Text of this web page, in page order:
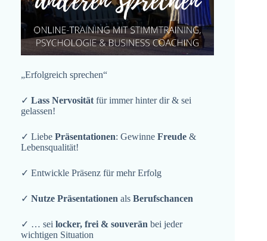
„Erfolgreich sprechen“
✓ Lass Nervositätfür immer hinter dir & sei
gelassen!
✓ Liebe Präsentationen: Gewinne Freude &
Lebensqualität!
✓ Entwickle Präsenz für mehr Erfolg
✓ Nutze Präsentationen als Berufschancen
✓ … sei locker, frei & souverän bei jeder
wichtigen Situation